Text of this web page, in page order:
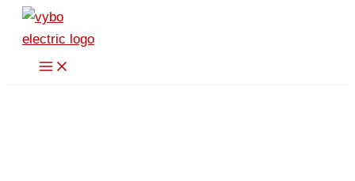
Vai
contenuto